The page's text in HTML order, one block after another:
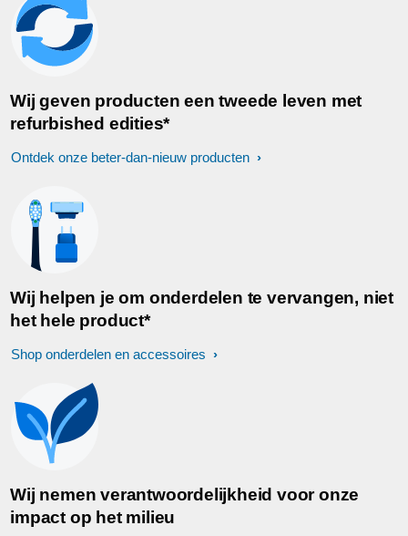
Wij geven producten een tweede leven met
refurbished edities*
Ontdek onze beter-dan-nieuw producten
Wij helpen je om onderdelen te vervangen, niet
het hele product*
Shop onderdelen en accessoires
Wij nemen verantwoordelijkheid voor onze
impact op het milieu